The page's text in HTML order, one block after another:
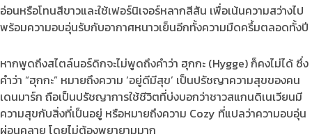
อ่อนหรือโทนสีขาวและใช้เฟอร์นิเจอร์หลากสีสัน เพื่อเน้นความสว่างไป
พร้อมความอบอุ่นรับกับอากาศหนาวเย็นอีกทั้งความมืดครึ้มตลอดทั้งปี
หากพูดถึงสไตล์นอร์ดิกจะไม่พูดถึงคำว่า ฮุกกะ (Hygge) ก็คงไม่ได้ ซึ่ง
คำว่า “ฮุกกะ” หมายถึงความ ‘อยู่ดีมีสุข’ เป็นปรัชญาความสุขของคน
เดนมาร์ก ถือเป็นปรัชญาการใช้ชีวิตที่บ่งบอกว่าชาวสแกนดิเนเวียนมี
ความสุขกับสิ่งที่เป็นอยู่ หรือหมายถึงความ Cozy ที่แปลว่าความอบอุ่น
ผ่อนคลาย โดยไม่ต้องพยายามมาก